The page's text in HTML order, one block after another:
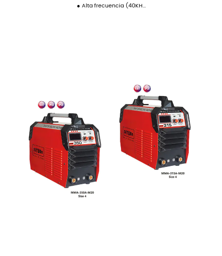
● Alta frecuencia (40KH...